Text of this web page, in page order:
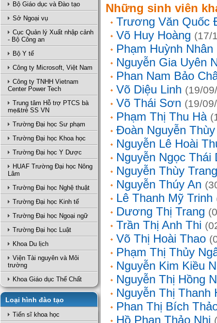
Bộ Giáo dục và Đào tạo
Sở Ngoại vụ
Cục Quản lý Xuất nhập cảnh
- Bộ Công an
Bộ Y tế
Công ty Microsoft, Việt Nam
Công ty TNHH Vietnam
Center Power Tech
Trung tâm Hỗ trợ PTCS bà
mẹ&trẻ SS VN
Trường Đại học Sư phạm
Trường Đại học Khoa học
Trường Đại học Y Dược
HUAF Trường Đại học Nông
Lâm
Trường Đại học Nghệ thuật
Trường Đại học Kinh tế
Trường Đại học Ngoại ngữ
Trường Đại học Luật
Khoa Du lịch
Viện Tài nguyên và Môi
trường
Khoa Giáo dục Thể Chất
Loại hình đào tạo
Tiến sĩ khoa học
Những sinh viên
Trương Văn Quốc
Võ Huy Hoàng (17/
Phạm Huỳnh Nhân
Nguyễn Gia Uyên
Phan Nam Bảo
Võ Diệu Linh (19/
Võ Thái Sơn (19/
Phạm Thị Thu Hà
Đoàn Nguyễn
Nguyễn Lê Hoài
Nguyễn Ngọc Thái
Nguyễn Thùy Trang
Nguyễn Thúy An
Lê Thanh Mỹ Trinh
Dương Thị Trang
Trần Thị Anh Thi
Võ Thị Hoài Thao
Phạm Thị Thủy
Nguyễn Kim Kiều
Nguyễn Thị Hồng
Nguyễn Thị Thanh
Phan Thị Bích
Hồ Phan Thảo Nhi